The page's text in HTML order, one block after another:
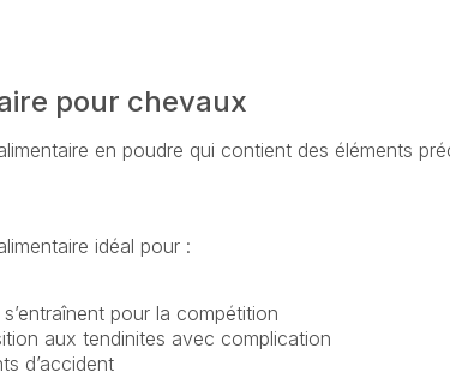
pour chevaux
en poudre qui contient des éléments
idéal pour :
pour la compétition
aux tendinites avec complication
d’accident